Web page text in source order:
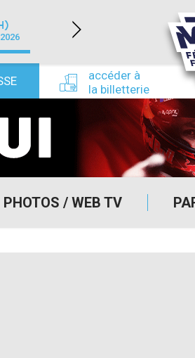
PHOTOS / WEB TV
accéder à
la billetterie
LÉDENON (30)
du 22/08/2026 au 23/08/